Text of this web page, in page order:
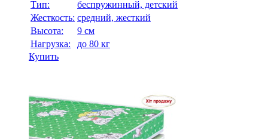
Тип:
беспружинный, детский
Жесткость: средний, жесткий
Высотa:
9 см
Нагрузка:
до 80 кг
Купить